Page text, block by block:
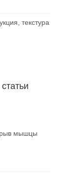
текстура
мышцы